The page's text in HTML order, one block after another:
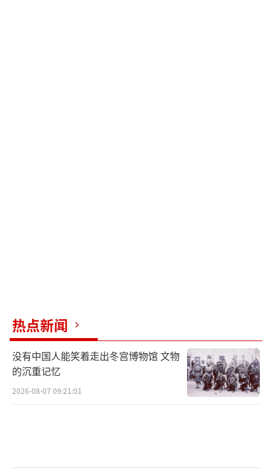
热点新闻
没有中国人能笑着走出冬宫博物馆 文物
的沉重记忆
2026-08-07 09:21:01